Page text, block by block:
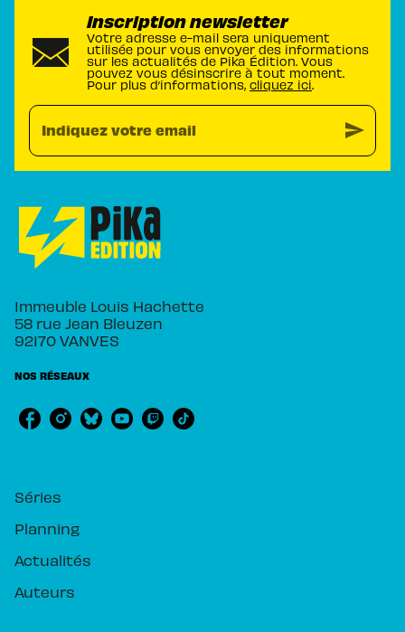
Inscription newsletter
Votre adresse e-mail sera uniquement
utilisée pour vous envoyer des informations
sur les actualités de Pika Édition. Vous
pouvez vous désinscrire à tout moment.
Pour plus d’informations, cliquez ici.
Indiquez votre email send
Immeuble Louis Hachette
58 rue Jean Bleuzen
92170 VANVES
NOS RÉSEAUX
Séries
Planning
Actualités
Auteurs